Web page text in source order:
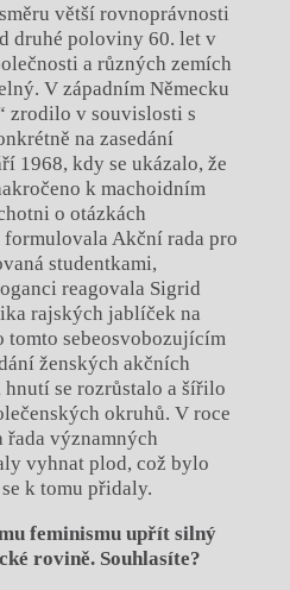
větší rovnoprávnosti
druhé poloviny 60. let v
a různých zemích
V západním Německu
zrodilo v souvislosti s
na zasedání
1968, kdy se ukázalo, že
k machoidním
o otázkách
Akční rada pro
studentkami,
reagovala Sigrid
rajských jablíček na
tomto sebeosvobozujícím
ženských akčních
se rozrůstalo a šířilo
okruhů. V roce
řada významných
vyhnat plod, což bylo
k tomu přidaly.
feminismu upřít silný
rovině. Souhlasíte?